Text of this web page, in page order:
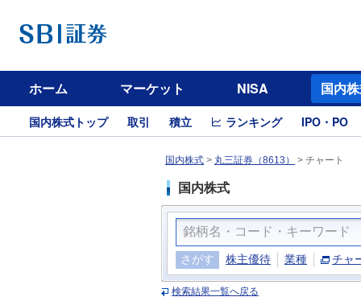
ホーム マーケット NISA 国内
国内株式トップ 取引 積立 ランキング IPO・PO
国内株式 > 丸三証券（8613） > チャート
国内株式
さがす 株主優待 業種 チャ
検索結果一覧へ戻る